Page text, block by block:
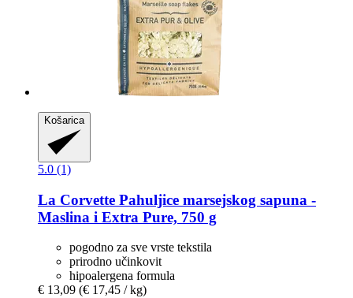
Košarica
5.0 (1)
La Corvette Pahuljice marsejskog sapuna -​
Maslina i Extra Pure, 750 g
pogodno za sve vrste tekstila
prirodno učinkovit
hipoalergena formula
€ 13,09 (€ 17,45 / kg)